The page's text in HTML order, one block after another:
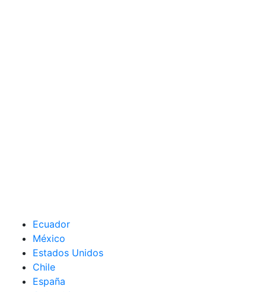
Ecuador
México
Estados Unidos
Chile
España